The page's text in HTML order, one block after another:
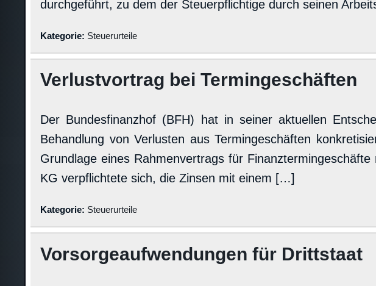
durchgeführt, zu dem der Steuerpflichtige durch seinen
Kategorie: Steuerurteile
Verlustvortrag bei Termingeschäften
Der Bundesfinanzhof (BFH) hat in seiner aktuellen
Behandlung von Verlusten aus Termingeschäften
Grundlage eines Rahmenvertrags für
KG verpflichtete sich, die Zinsen mit einem […]
Kategorie: Steuerurteile
Vorsorgeaufwendungen für Drittstaat